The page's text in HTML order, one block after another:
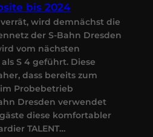
bis 2024
wird demnächst die
der S-Bahn Dresden
vom nächsten
S 4 geführt. Diese
dass bereits zum
Probebetrieb
Dresden verwendet
diese komfortabler
TALENT…